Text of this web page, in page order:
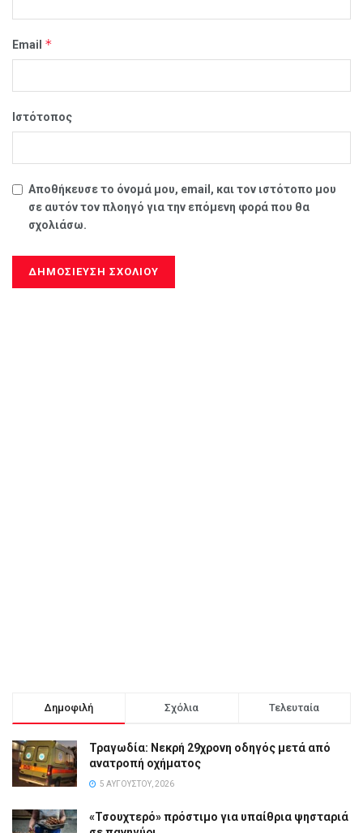
Email *
Ιστότοπος
Αποθήκευσε το όνομά μου, email, και τον ιστότοπο μου
σε αυτόν τον πλοηγό για την επόμενη φορά που θα
σχολιάσω.
Δημοφιλή Σχόλια Τελευταία
Τραγωδία: Νεκρή 29χρονη οδηγός μετά από
ανατροπή οχήματος
5 ΑΥΓΟΎΣΤΟΥ, 2026
«Τσουχτερό» πρόστιμο για υπαίθρια ψησταριά